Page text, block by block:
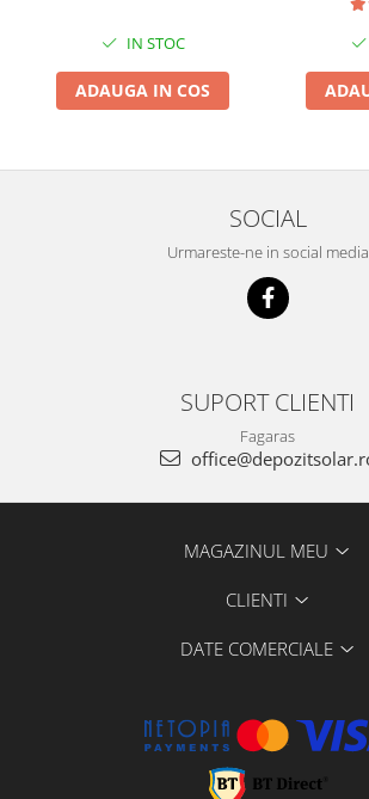
IN STOC
ADAUGA IN COS
SOCIAL
Urmareste-ne in social media
SUPORT CLIENTI
Fagaras
MAGAZINUL MEU
CLIENTI
DATE COMERCIALE